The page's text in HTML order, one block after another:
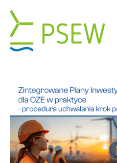
zawartości